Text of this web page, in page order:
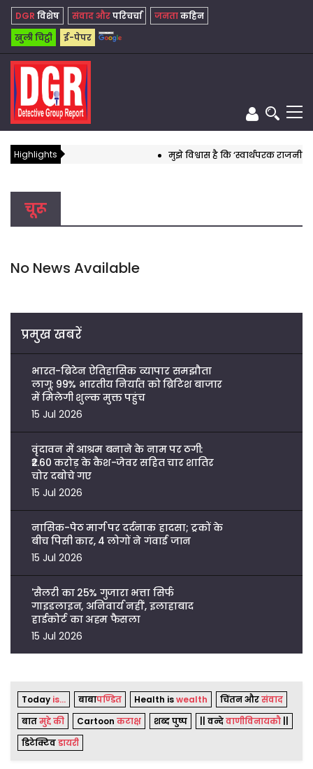
DGR विशेष संवाद औरपरिचर्चा जनताकहिन
खुली चिट्ठी
ई-पेपर
Highlights मुझे विश्वास है कि ‘स्वार्थपरक
चूरू
No News Available
प्रमुख खबरें
भारत-ब्रिटेन ऐतिहासिक व्यापार समझौता
लागू: 99% भारतीय निर्यात को ब्रिटिश बाजार
में मिलेगी शुल्क मुक्त पहुंच
15 Jul 2026
वृंदावन में आश्रम बनाने के नाम पर ठगी:
₹2.60 करोड़ के कैश-जेवर सहित चार शातिर
चोर दबोचे गए
15 Jul 2026
नासिक-पेठ मार्ग पर दर्दनाक हादसा; ट्रकों के
बीच पिसी कार, 4 लोगों ने गंवाई जान
15 Jul 2026
'सैलरी का 25% गुजारा भत्ता सिर्फ
गाइडलाइन, अनिवार्य नहीं', इलाहाबाद
हाईकोर्ट का अहम फैसला
15 Jul 2026
Today is... बाबापण्डित Health iswealth चिंतन औरसंवाद
बातमुद्दे की Cartoon कटाक्ष शब्द पुष्प || वन्देवाणीविनायकौ
डिटेक्टिवडायरी